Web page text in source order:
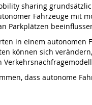
sharing
Fahrzeuge mit
Parkplätzen
in einem autonomen
können sich
dass autonome